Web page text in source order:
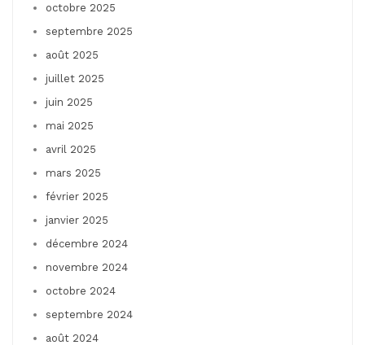
octobre 2025
septembre 2025
août 2025
juillet 2025
juin 2025
mai 2025
avril 2025
mars 2025
février 2025
janvier 2025
décembre 2024
novembre 2024
octobre 2024
septembre 2024
août 2024